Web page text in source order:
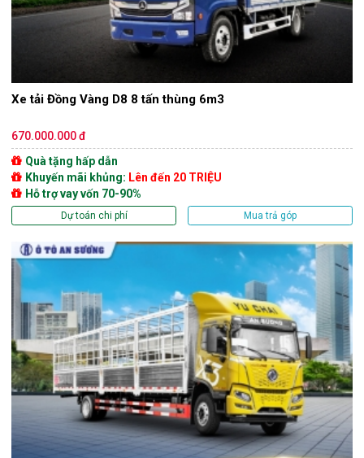
Xe tải Đồng Vàng D8 8 tấn thùng 6m3
670.000.000 đ
Quà tặng hấp dẫn
Khuyến mãi khủng: Lên đến 20 TRIỆU
Hỗ trợ vay vốn 70-90%
Dự toán chi phí Mua trả góp